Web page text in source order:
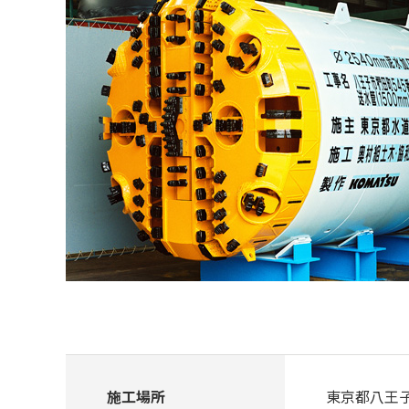
施工場所 東京都八王